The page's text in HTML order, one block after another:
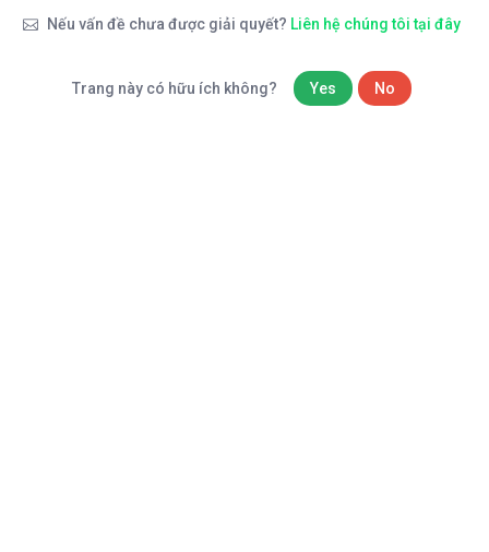
Nếu vấn đề chưa được giải quyết? Liên hệ chúng tôi tại đây
Trang này có hữu ích không? Yes No